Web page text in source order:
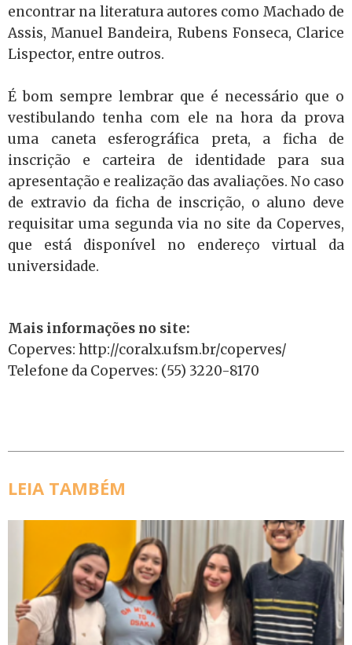
encontrar na literatura autores como Machado de
Assis, Manuel Bandeira, Rubens Fonseca, Clarice
Lispector, entre outros.
É bom sempre lembrar que é necessário que o
vestibulando tenha com ele na hora da prova
uma caneta esferográfica preta, a ficha de
inscrição e carteira de identidade para sua
apresentação e realização das avaliações. No caso
de extravio da ficha de inscrição, o aluno deve
requisitar uma segunda via no site da Coperves,
que está disponível no endereço virtual da
universidade.
Mais informações no site:
Coperves: http://coralx.ufsm.br/coperves/
Telefone da Coperves: (55) 3220-8170
LEIA TAMBÉM